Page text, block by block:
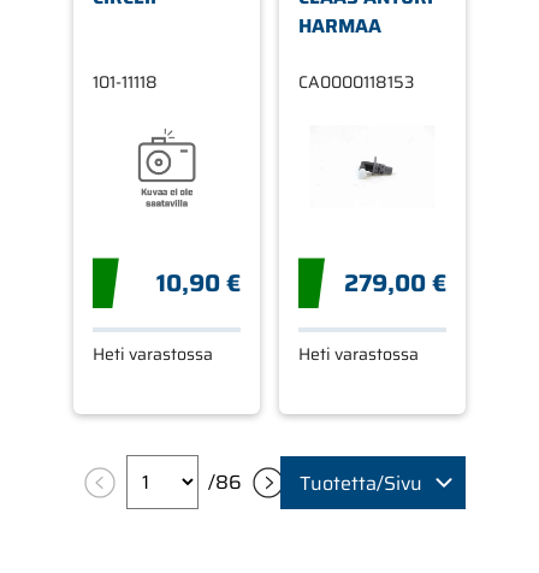
101-11118
10,90 €
Heti varastossa
HARMAA
CA0000118153
279,00 €
Heti varastossa
/86 Tuotetta/Sivu